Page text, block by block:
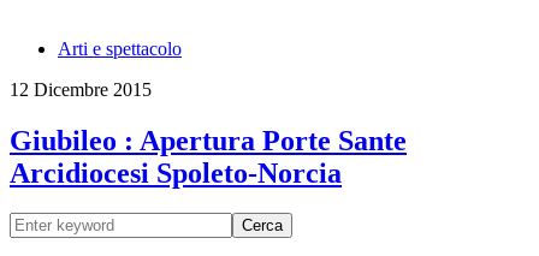
Arti e spettacolo
12 Dicembre 2015
Giubileo : Apertura Porte Sante
Arcidiocesi Spoleto-Norcia
Cerca